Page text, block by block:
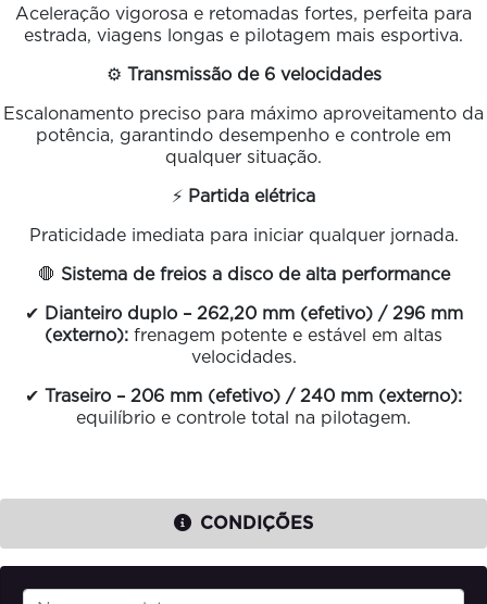
Aceleração vigorosa e retomadas fortes, perfeita para
estrada, viagens longas e pilotagem mais esportiva.
⚙️ Transmissão de 6 velocidades
Escalonamento preciso para máximo aproveitamento da
potência, garantindo desempenho e controle em
qualquer situação.
⚡ Partida elétrica
Praticidade imediata para iniciar qualquer jornada.
🛑 Sistema de freios a disco de alta performance
✔ Dianteiro duplo – 262,20 mm (efetivo) / 296 mm
(externo): frenagem potente e estável em altas
velocidades.
✔ Traseiro – 206 mm (efetivo) / 240 mm (externo):
equilíbrio e controle total na pilotagem.
CONDIÇÕES